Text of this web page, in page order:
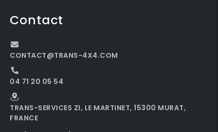
Contact
CONTACT@TRANS-4X4.COM
04 71 20 05 54
TRANS-SERVICES ZI, LE MARTINET, 15300 MURAT,
FRANCE